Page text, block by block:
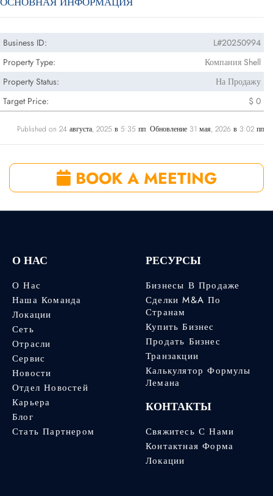
Business ID:
L#20250994
Property Type:
Компания Shell
Property Status:
На Продажу
Target Price:
$ 0
Published on 24 августа, 2025 в 5:35 пп. Обновление 31 мая, 2026 в 3:02 пп
BOOK A MEETING
О НАС
О Нас
Наша Команда
Локации
Сеть
Отрасли
Сервис
Новости
Отдел Новостей
Карьера
Блог
Стать Партнером
РЕСУРСЫ
Бизнесы В Продаже
Сделки M&A По
Странам
Купить Бизнес
Продать Бизнес
Транзакции
Калькулятор Формулы
Лемана
КОНТАКТЫ
Свяжитесь С Нами
Контактная Форма
Локации